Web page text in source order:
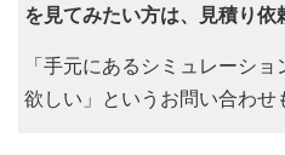
を見てみたい方は、見積り依
「手元にあるシミュレーシ
欲しい」というお問い合わせ